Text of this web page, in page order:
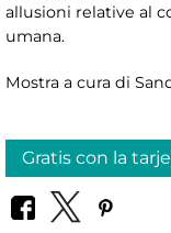
allusioni relative al
umana.
Mostra a cura di
Gratis con la